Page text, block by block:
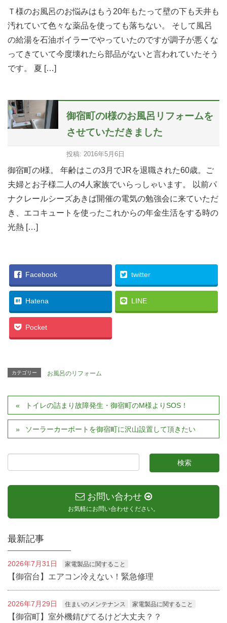
Ｔ様のお風呂のお悩みはもう20年もたって壁の下も天井も
汚れていて色々な薬品を使っても落ちない。 そして風呂
の給湯を石油ボイラーでやっていたのですが調子が悪くな
ってきていて今度壊れたら部品がないと言われていたそう
です。 夏 […]
御宿町のI様のお風呂リフォームを
させていただきました
投稿: 2016年5月6日
御宿町のI様。 年齢はこの3月でJRを退職された60歳。ご
夫婦とお子様二人の4人家族でいらっしゃいます。 以前パ
ナクレールシーズあきば開催の電気の勉強会に来ていただ
き、エコキュートを使ったこれからの年金生活をする時の
光熱 […]
Facebook twitter
Hatena LINE
Pocket
カテゴリー お風呂のリフォーム
トイレの詰まり故障発生・御宿町のM様よりSOS！
ソーラーカーポートを御宿町に沢山設置して頂きたい
お問い合わせ
お気軽にお問い合わせください。
最新記事
2026年7月31日 家電製品に関すること
【御宿台】エアコン冷えない！緊急修理
2026年7月29日 住まいのメンテナンス 家電製品に関すること
【御宿町】室外機錆びてるけど大丈夫？？